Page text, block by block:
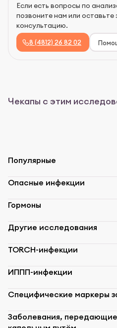
Если есть вопросы по
позвоните нам или оставьте
консультацию.
8 (4812) 26 82 02
Чекапы с этим
Популярные
Опасные инфекции
Гормоны
Другие исследования
TORCH-инфекции
ИППП-инфекции
Специфические маркеры
Заболевания,